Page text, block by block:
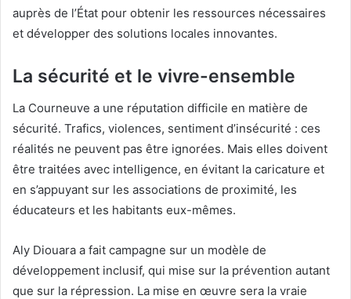
auprès de l’État pour obtenir les ressources nécessaires
et développer des solutions locales innovantes.
La sécurité et le vivre-ensemble
La Courneuve a une réputation difficile en matière de
sécurité. Trafics, violences, sentiment d’insécurité : ces
réalités ne peuvent pas être ignorées. Mais elles doivent
être traitées avec intelligence, en évitant la caricature et
en s’appuyant sur les associations de proximité, les
éducateurs et les habitants eux-mêmes.
Aly Diouara a fait campagne sur un modèle de
développement inclusif, qui mise sur la prévention autant
que sur la répression. La mise en œuvre sera la vraie